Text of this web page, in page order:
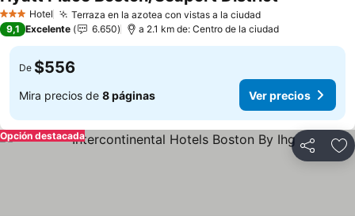
3 Estrellas
Hotel Terraza en la azotea con vistas a la ciudadVer precios
9,1 Excelente 6.650 a 2.1 km de: Centro de la ciudad
De $556
Mira precios de 8 páginas Ver precios
Compartir
Opción destacada